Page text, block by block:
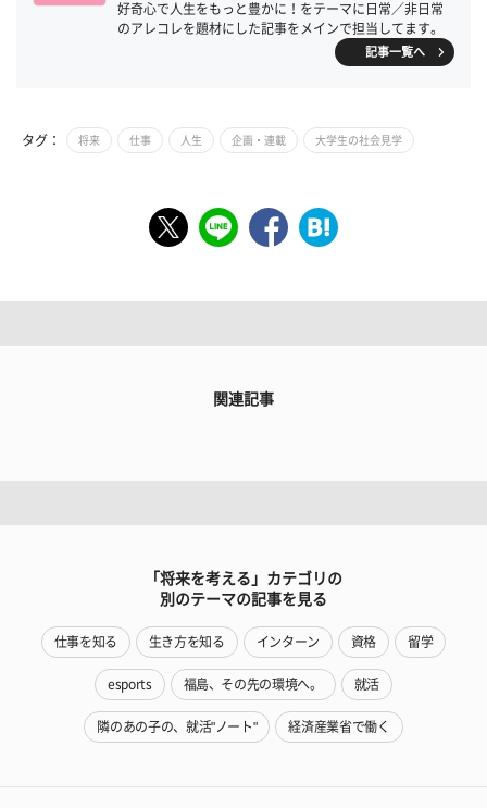
好奇心で人生をもっと豊かに！をテーマに日常／非日常
のアレコレを題材にした記事をメインで担当してます。
記事一覧へ
タグ： 将来 仕事 人生 企画・連載 大学生の社会見学
関連記事
「将来を考える」カテゴリの
別のテーマの記事を見る
仕事を知る 生き方を知る インターン 資格 留学
esports 福島、その先の環境へ。 就活
隣のあの子の、就活"ノート" 経済産業省で働く